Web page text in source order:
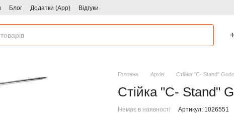
Блог Додатки (App) Відгуки
Головна Архів Стійка "C- Stand"
Стійка "C- Stand"
Немає в наявності Артикул: 1026551